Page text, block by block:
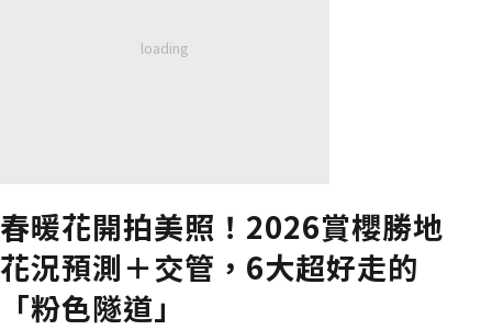
春暖花開拍美照！2026賞櫻勝地
花況預測＋交管，6大超好走的
「粉色隧道」